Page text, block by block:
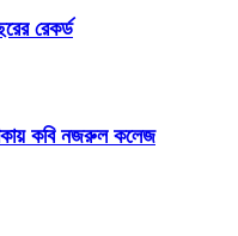
রেকর্ড
থাকায় কবি নজরুল কলেজ